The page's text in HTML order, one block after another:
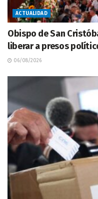
ACTUALIDAD
Obispo de San
liberar a presos
06/08/2026